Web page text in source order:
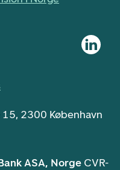
2300 København
ASA, Norge CVR-